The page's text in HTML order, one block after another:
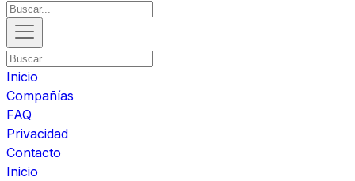
Inicio
Compañías
FAQ
Privacidad
Contacto
Inicio